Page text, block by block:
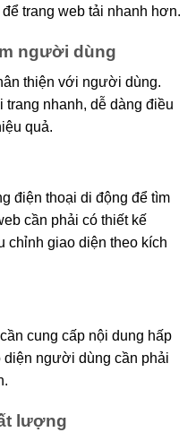
trang web tải nhanh hơn.
người dùng
thiện với người dùng.
nhanh, dễ dàng điều
quả.
điện thoại di động để tìm
cần phải có thiết kế
chỉnh giao diện theo kích
cung cấp nội dung hấp
diện người dùng cần phải
lượng